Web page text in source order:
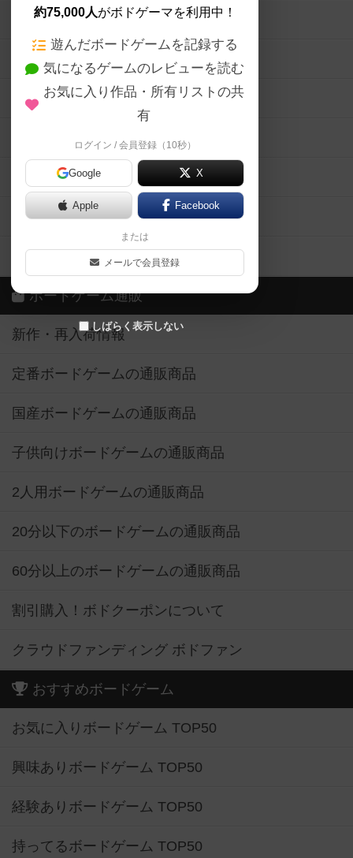
約75,000人がボドゲーマを利用中！
遊んだボードゲームを記録する
気になるゲームのレビューを読む
お気に入り作品・所有リストの共
有
ログイン / 会員登録（10秒）
Google X
Apple Facebook
または
メールで会員登録
しばらく表示しない
ボードゲームの新着レビュー
ボードゲーム会情報
メカニクス特集
掲示板・トピックス
ボドとも・会員一覧
ボードゲーム業界コラム
ボドゲーマご利用案内
ボードゲーム通販
新作・再入荷情報
定番ボードゲームの通販商品
国産ボードゲームの通販商品
子供向けボードゲームの通販商品
2人用ボードゲームの通販商品
20分以下のボードゲームの通販商品
60分以上のボードゲームの通販商品
割引購入！ボドクーポンについて
クラウドファンディング ボドファン
おすすめボードゲーム
お気に入りボードゲーム TOP50
興味ありボードゲーム TOP50
経験ありボードゲーム TOP50
持ってるボードゲーム TOP50